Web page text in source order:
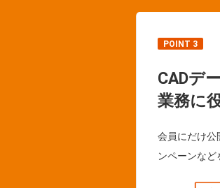
POINT 3
CADデ
業務に
会員にだけ公
ンペーンなど